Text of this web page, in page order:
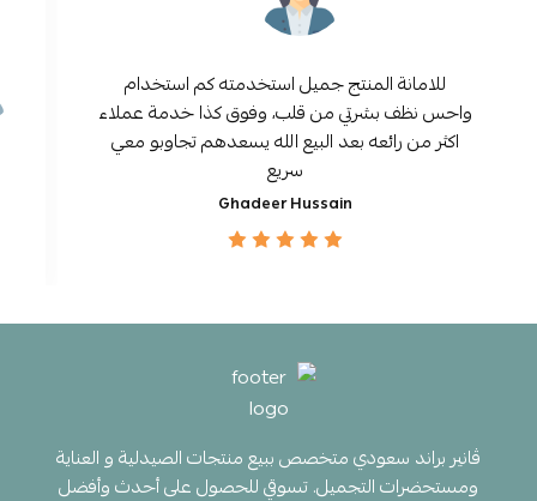
للامانة المنتج جميل استخدمته كم استخدام
واحس نظف بشرتي من قلب، وفوق كذا خدمة عملاء
اكثر من رائعه بعد البيع الله يسعدهم تجاوبو معي
سريع
Ghadeer Hussain
ڤانير براند سعودي متخصص ببيع منتجات الصيدلية و العناية
ومستحضرات التجميل. تسوقي للحصول على أحدث وأفضل